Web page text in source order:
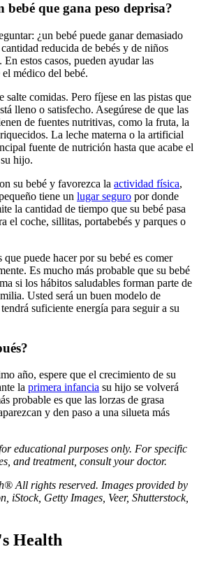
bebé que gana peso deprisa?
¿un bebé puede ganar demasiado
reducida de bebés y de niños
En estos casos, pueden ayudar las
médico del bebé.
salte comidas. Pero fíjese en las pistas que
lleno o satisfecho. Asegúrese de que las
de fuentes nutritivas, como la fruta, la
La leche materna o la artificial
fuente de nutrición hasta que acabe el
hijo.
su bebé y favorezca la actividad física,
tiene un lugar seguro por donde
la cantidad de tiempo que su bebé pasa
el coche, sillitas, portabebés y parques o
que puede hacer por su bebé es comer
Es mucho más probable que su bebé
si los hábitos saludables forman parte de
Usted será un buen modelo de
suficiente energía para seguir a su
año, espere que el crecimiento de su
la primera infancia su hijo se volverá
probable es que las lorzas de grasa
y den paso a una silueta más
educational purposes only. For specific
and treatment, consult your doctor.
All rights reserved. Images provided by
iStock, Getty Images, Veer, Shutterstock,
Health